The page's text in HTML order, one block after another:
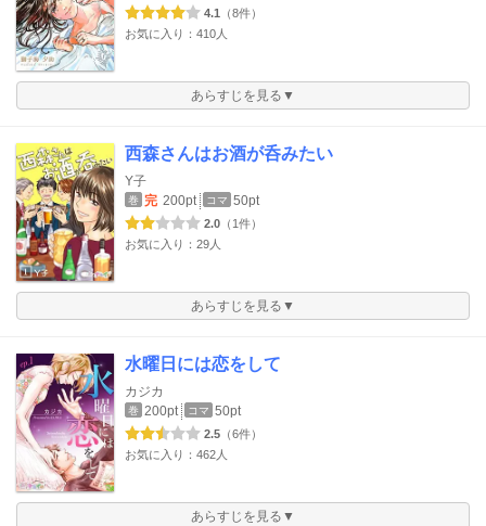
4.1 （8件）
お気に入り：410人
あらすじを見る▼
西森さんはお酒が呑みたい
Y子
巻 完 200pt コマ 50pt
2.0 （1件）
お気に入り：29人
あらすじを見る▼
水曜日には恋をして
カジカ
巻 200pt コマ 50pt
2.5 （6件）
お気に入り：462人
あらすじを見る▼